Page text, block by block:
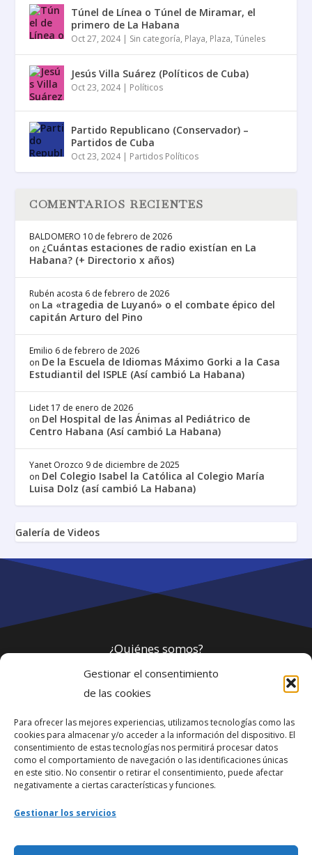
Gestionar el consentimiento
de las cookies
Para ofrecer las mejores experiencias, utilizamos tecnologías como las
cookies para almacenar y/o acceder a la información del dispositivo. El
consentimiento de estas tecnologías nos permitirá procesar datos
como el comportamiento de navegación o las identificaciones únicas
en este sitio. No consentir o retirar el consentimiento, puede afectar
negativamente a ciertas características y funciones.
Gestionar los servicios
Túnel de Línea o Túnel de Miramar, el
primero de La Habana
Oct 27, 2024| Sin categoría, Playa, Plaza,Túneles
Jesús Villa Suárez (Políticos de Cuba)
Oct 23, 2024| Políticos
Partido Republicano (Conservador) –
Partidos de Cuba
Oct 23, 2024| Partidos Políticos
COMENTARIOS RECIENTES
BALDOMERO 10 de febrero de 2026
on ¿Cuántas estaciones de radio existían en La
Habana? (+ Directorio x años)
Rubén acosta 6 de febrero de 2026
on La «tragedia de Luyanó» o el combate épico del
capitán Arturo del Pino
Emilio 6 de febrero de 2026
on De la Escuela de Idiomas Máximo Gorki a la Casa
Estudiantil del ISPLE (Así cambió La Habana)
Lidet 17 de enero de 2026
on Del Hospital de las Ánimas al Pediátrico de
Centro Habana (Así cambió La Habana)
Yanet Orozco 9 de diciembre de 2025
on Del Colegio Isabel la Católica al Colegio María
Luisa Dolz (así cambió La Habana)
Galería de Videos
¿Quiénes somos?
Política de privacidad
Webmaster
soporte@fotosdlahabana.com
Nuestro e-mail: